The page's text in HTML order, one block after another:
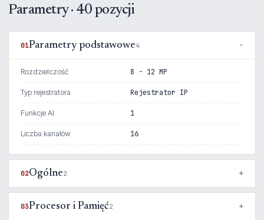
Parametry · 40 pozycji
01Parametry podstawowe4
Rozdzielczość 8 - 12 MP
Typ rejestratora Rejestrator IP
Funkcje AI 1
Liczba kanałów 16
02Ogólne2
03Procesor i Pamięć2